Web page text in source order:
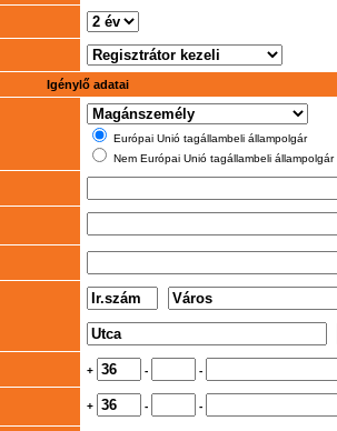
Igénylő adatai
Európai Unió tagállambeli állampolgár
Nem Európai Unió tagállambeli állampolgár
+ - -
+ - -